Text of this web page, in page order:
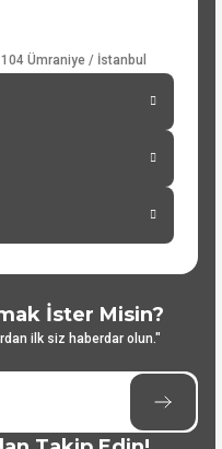
Ümraniye / İstanbul
İster Misin?
ilk siz haberdar olun."